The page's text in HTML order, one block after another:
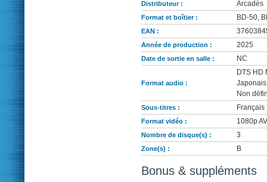
Distributeur : Arcadès
Format et boîtier : BD-50,
EAN :
Année de production : 2025
Date de sortie en salle : NC
Format audio :
DTS HD
Non
Sous-titres : Français
Format vidéo : 1080p
Nombre de disque(s) : 3
Zone(s) : B
Bonus & suppléments